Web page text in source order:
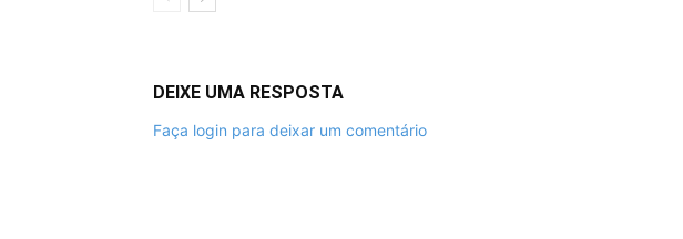
DEIXE UMA RESPOSTA
Faça login para deixar um comentário